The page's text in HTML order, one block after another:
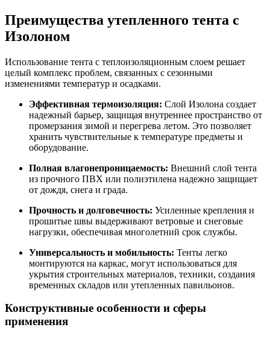
Преимущества утепленного тента с
Изолоном
Использование тента с теплоизоляционным слоем решает
целый комплекс проблем, связанных с сезонными
изменениями температур и осадками.
Эффективная термоизоляция: Слой Изолона создает
надежный барьер, защищая внутреннее пространство от
промерзания зимой и перегрева летом. Это позволяет
хранить чувствительные к температуре предметы и
оборудование.
Полная влагонепроницаемость: Внешний слой тента
из прочного ПВХ или полиэтилена надежно защищает
от дождя, снега и града.
Прочность и долговечность: Усиленные крепления и
прошитые швы выдерживают ветровые и снеговые
нагрузки, обеспечивая многолетний срок службы.
Универсальность и мобильность: Тенты легко
монтируются на каркас, могут использоваться для
укрытия строительных материалов, техники, создания
временных складов или утепленных павильонов.
Конструктивные особенности и сферы
применения